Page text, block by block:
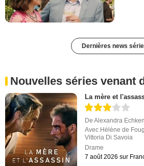
Dernières news
Nouvelles séries venant
La mère et
DeAlexandra
Avec Hélène de
Vittoria Di Savoia
Drame
7 août 2026 sur